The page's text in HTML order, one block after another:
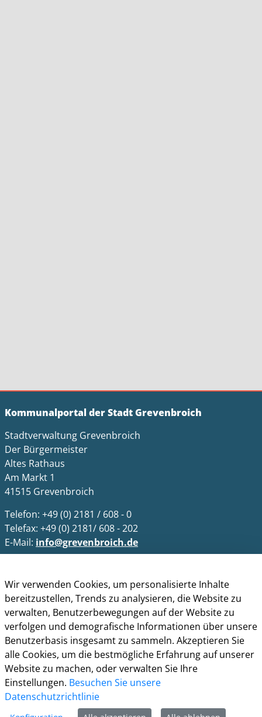
Kommunalportal der Stadt Grevenbroich
Stadtverwaltung Grevenbroich
Der Bürgermeister
Altes Rathaus
Am Markt 1
41515 Grevenbroich
Telefon: +49 (0) 2181 / 608 - 0
Telefax: +49 (0) 2181/ 608 - 202
E-Mail: info@grevenbroich.de
Allgemein
Montag - Freitag 8.00 - 12.00 Uhr
Donnerstag zusätzl. 14.00 - 17.00 Uhr
Bürgerbüro
Montag 8.00 - 16.00 Uhr
Dienstag 8.00 - 16.00 Uhr
Mittwoch 7.00 - 12.30 Uhr
Donnerstag 9.00 - 18.00 Uhr
Freitag 8.00 - 12.30 Uhr
Wir verwenden Cookies, um personalisierte Inhalte
bereitzustellen, Trends zu analysieren, die Website zu
verwalten, Benutzerbewegungen auf der Website zu
verfolgen und demografische Informationen über unsere
Benutzerbasis insgesamt zu sammeln. Akzeptieren Sie
alle Cookies, um die bestmögliche Erfahrung auf unserer
Website zu machen, oder verwalten Sie Ihre
Einstellungen. Besuchen Sie unsere
Datenschutzrichtlinie